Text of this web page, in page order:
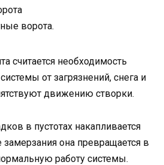
ворота.
считается необходимость
от загрязнений, снега и
движению створки.
в пустотах накапливается
замерзания она превращается в
работу системы.